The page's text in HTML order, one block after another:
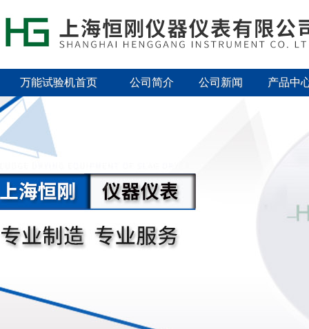
万能试验机首页 公司简介 公司新闻 产品中